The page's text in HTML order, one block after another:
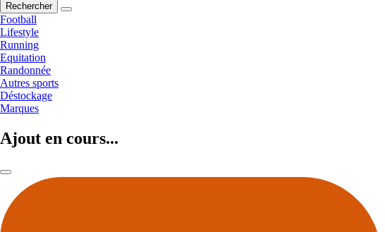
Rechercher
Football
Lifestyle
Running
Equitation
Randonnée
Autres sports
Déstockage
Marques
Ajout en cours...